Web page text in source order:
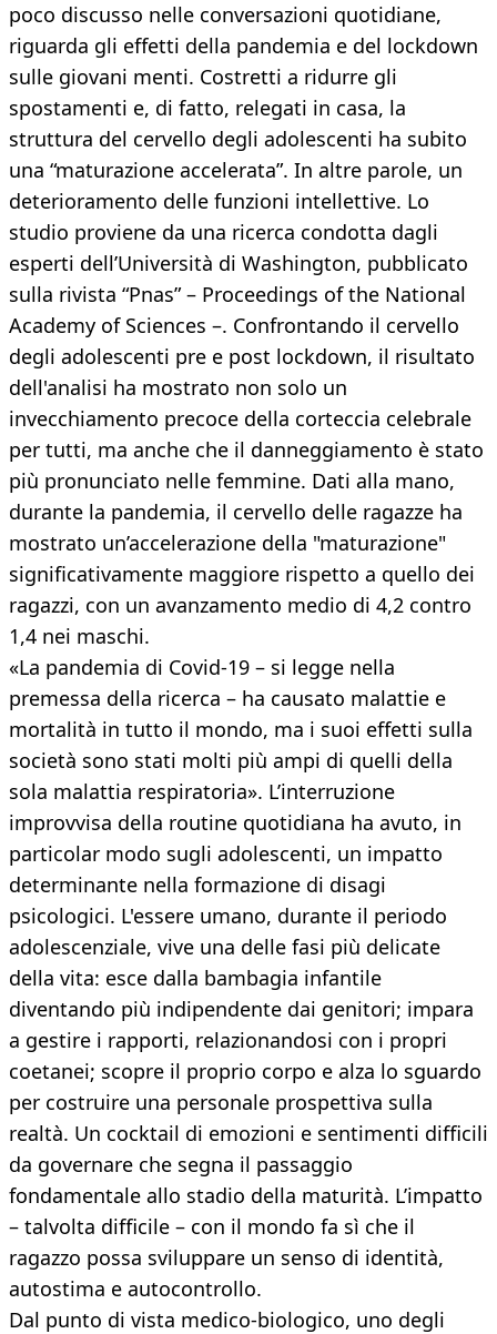
poco discusso nelle conversazioni quotidiane,
riguarda gli effetti della pandemia e del lockdown
sulle giovani menti. Costretti a ridurre gli
spostamenti e, di fatto, relegati in casa, la
struttura del cervello degli adolescenti ha subito
una “maturazione accelerata”. In altre parole, un
deterioramento delle funzioni intellettive. Lo
studio proviene da una ricerca condotta dagli
esperti dell’Università di Washington, pubblicato
sulla rivista “Pnas” – Proceedings of the National
Academy of Sciences –. Confrontando il cervello
degli adolescenti pre e post lockdown, il risultato
dell'analisi ha mostrato non solo un
invecchiamento precoce della corteccia celebrale
per tutti, ma anche che il danneggiamento è stato
più pronunciato nelle femmine. Dati alla mano,
durante la pandemia, il cervello delle ragazze ha
mostrato un’accelerazione della "maturazione"
significativamente maggiore rispetto a quello dei
ragazzi, con un avanzamento medio di 4,2 contro
1,4 nei maschi.
«La pandemia di Covid-19 – si legge nella
premessa della ricerca – ha causato malattie e
mortalità in tutto il mondo, ma i suoi effetti sulla
società sono stati molti più ampi di quelli della
sola malattia respiratoria». L’interruzione
improvvisa della routine quotidiana ha avuto, in
particolar modo sugli adolescenti, un impatto
determinante nella formazione di disagi
psicologici. L'essere umano, durante il periodo
adolescenziale, vive una delle fasi più delicate
della vita: esce dalla bambagia infantile
diventando più indipendente dai genitori; impara
a gestire i rapporti, relazionandosi con i propri
coetanei; scopre il proprio corpo e alza lo sguardo
per costruire una personale prospettiva sulla
realtà. Un cocktail di emozioni e sentimenti difficili
da governare che segna il passaggio
fondamentale allo stadio della maturità. L’impatto
– talvolta difficile – con il mondo fa sì che il
ragazzo possa sviluppare un senso di identità,
autostima e autocontrollo.
Dal punto di vista medico-biologico, uno degli